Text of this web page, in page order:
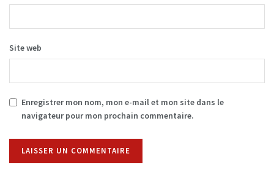
Site web
Enregistrer mon nom, mon e-mail et mon site dans le
navigateur pour mon prochain commentaire.